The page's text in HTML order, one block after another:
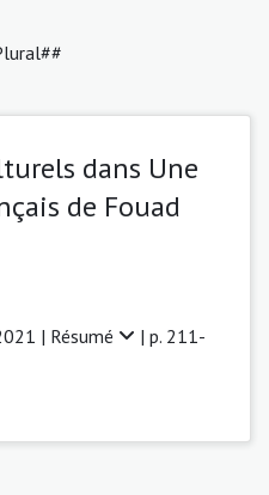
dans Une
de Fouad
| Résumé
| p. 211-